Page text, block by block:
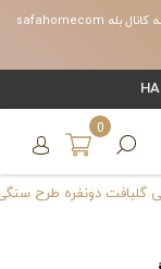
جهت معرفی محصولات جدید و مشاهده کد های تخفیف به کانال بله safahomecom
0
گلبافت دونفره طرح